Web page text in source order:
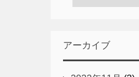
アーカイブ